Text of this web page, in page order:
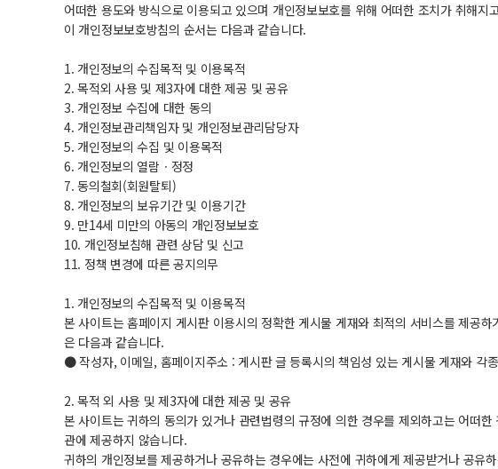
어떠한 용도와 방식으로 이용되고 있으며 개인정보보호를 위해 어떠한 조치가 취해지
이 개인정보보호방침의 순서는 다음과 같습니다.
1. 개인정보의 수집목적 및 이용목적
2. 목적외 사용 및 제3자에 대한 제공 및 공유
3. 개인정보 수집에 대한 동의
4. 개인정보관리책임자 및 개인정보관리담당자
5. 개인정보의 수집 및 이용목적
6. 개인정보의 열람ㆍ정정
7. 동의철회(회원탈퇴)
8. 개인정보의 보유기간 및 이용기간
9. 만14세 미만의 아동의 개인정보보호
10. 개인정보침해 관련 상담 및 신고
11. 정책 변경에 따른 공지의무
1. 개인정보의 수집목적 및 이용목적
본 사이트는 홈페이지 게시판 이용시의 정확한 게시물 게재와 최적의 서비스를 제공
은 다음과 같습니다.
● 작성자, 이메일, 홈페이지주소 : 게시판 글 등록시의 책임성 있는 게시물 게재와 각
2. 목적 외 사용 및 제3자에 대한 제공 및 공유
본 사이트는 귀하의 동의가 있거나 관련법령의 규정에 의한 경우를 제외하고는 어떠
관에 제공하지 않습니다.
귀하의 개인정보를 제공하거나 공유하는 경우에는 사전에 귀하에게 제공받거나 공